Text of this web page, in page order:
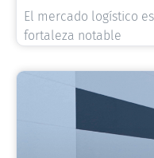
El mercado logístico
fortaleza notable